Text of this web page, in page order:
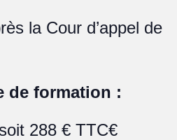
la Cour d’appel de
de formation :
288 € TTC€